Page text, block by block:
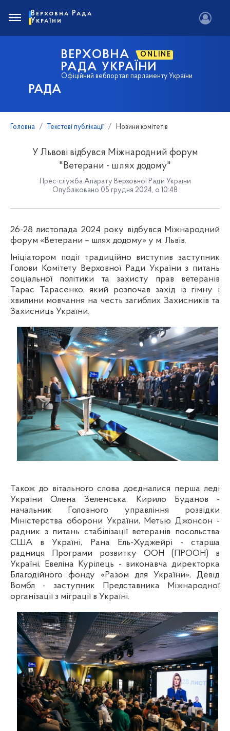
РАДА
ВЕРХОВНА ONLINE
РАДА УКРАЇНИ
Офіційний вебпортал парламенту України
Верховна Рада
України
Головна Текстові публікації Новини комітетів
У Львові відбувся Міжнародний форум
"Ветерани - шлях додому"
Прес-служба Апарату Верховної Ради України
Опубліковано 05 грудня 2024, о 10:48
26-28 листопада 2024 року відбувся Міжнародний
форум «Ветерани – шлях додому» у м. Львів.
Ініціатором події традиційно виступив заступник
Голови Комітету Верховної Ради України з питань
соціальної політики та захисту прав ветеранів
Тарас Тарасенко, який розпочав захід із гімну і
хвилини мовчання на честь загиблих Захисників та
Захисниць України.
Також до вітального слова доєдналися перша леді
України Олена Зеленська, Кирило Буданов -
начальник Головного управління розвідки
Міністерства оборони України, Метью Джонсон -
радник з питань стабілізації ветеранів посольства
США в Україні, Рана Ель-Худжейрі - старша
радниця Програми розвитку ООН (ПРООН) в
Україні, Евеліна Курілець - виконавча директорка
Благодійного фонду «Разом для України», Девід
Вомбл - заступник Представника Міжнародної
організації з міграції в Україні.